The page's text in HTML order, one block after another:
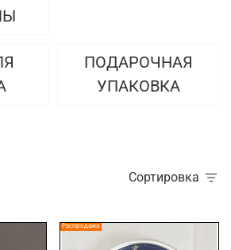
ПОДАРОЧНАЯ
УПАКОВКА
Сортировка
Распродажа